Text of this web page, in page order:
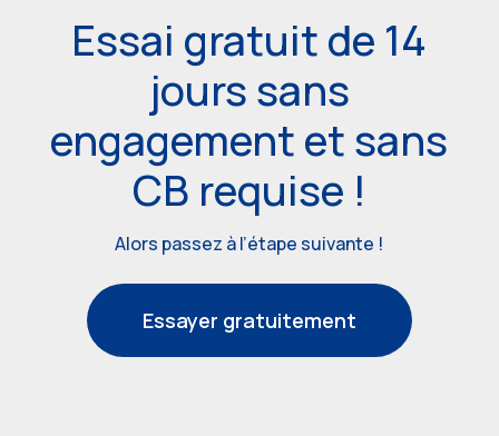
Essai gratuit de 14
jours sans
engagement et sans
CB requise !
Alors passez à l’étape suivante !
Essayer gratuitement